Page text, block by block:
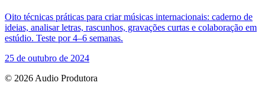
Oito técnicas práticas para criar músicas internacionais: caderno de
ideias, analisar letras, rascunhos, gravações curtas e colaboração em
estúdio. Teste por 4–6 semanas.
25 de outubro de 2024
© 2026 Audio Produtora